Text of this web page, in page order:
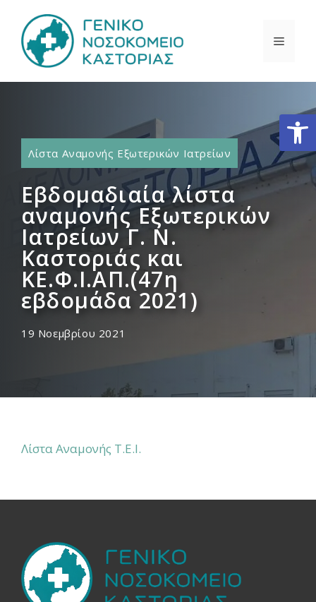
περιεχόμενο
Λίστα Αναμονής Εξωτερικών Ιατρείων
Εβδομαδιαία λίστα
αναμονής Εξωτερικών
Ιατρείων Γ. Ν.
Καστοριάς και
ΚΕ.Φ.Ι.ΑΠ.(47η
εβδομάδα 2021)
19 Νοεμβρίου 2021
Λίστα Αναμονής Τ.Ε.Ι.